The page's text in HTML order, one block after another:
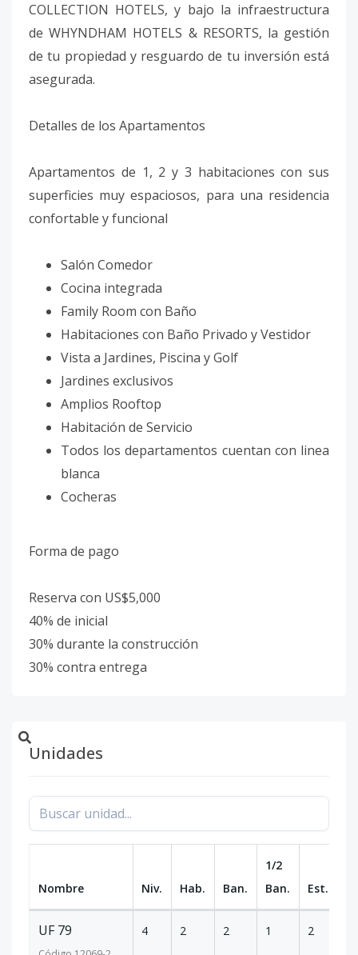
COLLECTION HOTELS, y bajo la infraestructura
de WHYNDHAM HOTELS & RESORTS, la gestión
de tu propiedad y resguardo de tu inversión está
asegurada.
Detalles de los Apartamentos
Apartamentos de 1, 2 y 3 habitaciones con sus
superficies muy espaciosos, para una residencia
confortable y funcional
Salón Comedor
Cocina integrada
Family Room con Baño
Habitaciones con Baño Privado y Vestidor
Vista a Jardines, Piscina y Golf
Jardines exclusivos
Amplios Rooftop
Habitación de Servicio
Todos los departamentos cuentan con linea
blanca
Cocheras
Forma de pago
Reserva con US$5,000
40% de inicial
30% durante la construcción
30% contra entrega
Unidades
Nombre Niv. Hab. Ban.
1/2
Ban.
Est.
UF 79 4 2 2 1 2